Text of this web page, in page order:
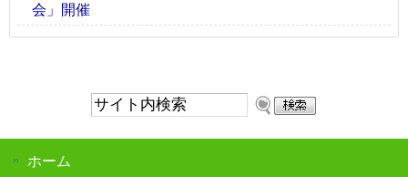
会」開催
サ
ホーム